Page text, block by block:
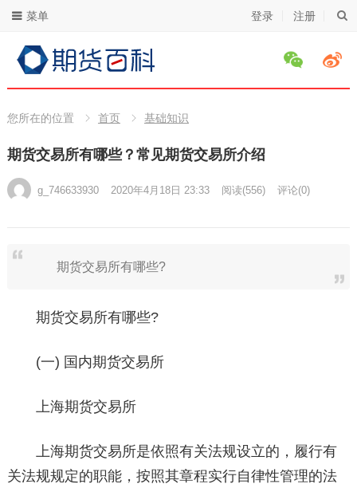
登录 注册
菜单
您所在的位置 首页 基础知识
期货交易所有哪些？常见期货交易所介绍
g_746633930 2020年4月18日 23:33 阅读(556) 评论(0)
期货交易所有哪些?
期货交易所有哪些?
(一) 国内期货交易所
上海期货交易所
上海期货交易所是依照有关法规设立的，履行有
关法规规定的职能，按照其章程实行自律性管理的法